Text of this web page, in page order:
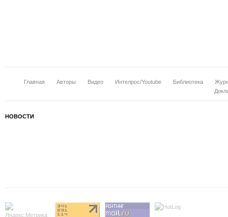
Главная Авторы Видео Интелрос/Youtube Библиотека
НОВОСТИ